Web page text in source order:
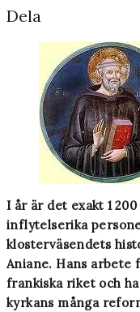
Dela
I år är det exakt 1
inflytelserika
klosterväsendets
Aniane. Hans arbete
frankiska riket och
kyrkans många